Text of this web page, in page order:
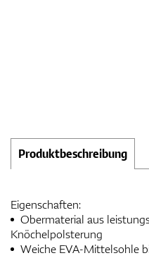
Produktbeschreibung
Eigenschaften:
Obermaterial aus
Knöchelpolsterung
Weiche EVA-Mittelsohle